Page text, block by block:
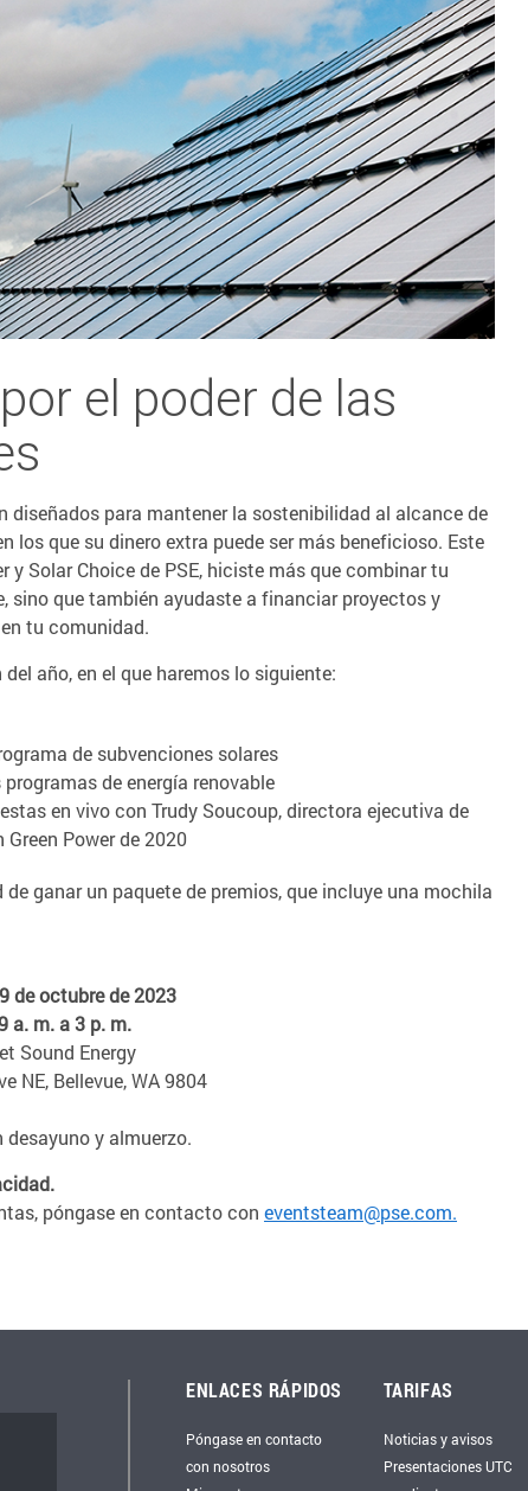
el poder de las
diseñados para mantener la sostenibilidad al alcance de
los que su dinero extra puede ser más beneficioso. Este
y Solar Choice de PSE, hiciste más que combinar tu
sino que también ayudaste a financiar proyectos y
tu comunidad.
año, en el que haremos lo siguiente:
de subvenciones solares
de energía renovable
en vivo con Trudy Soucoup, directora ejecutiva de
Power de 2020
ganar un paquete de premios, que incluye una mochila
de octubre de 2023
a. m. a 3 p. m.
Sound Energy
NE, Bellevue, WA 9804
desayuno y almuerzo.
póngase en contacto con eventsteam@pse.com.
ENLACES RÁPIDOS
Póngase en contacto
con nosotros
TARIFAS
Noticias y avisos
Presentaciones UTC